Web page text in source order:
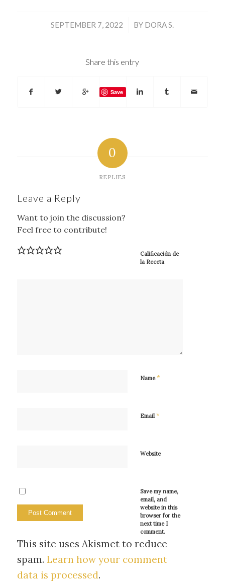
SEPTEMBER 7, 2022
/ BY DORA S.
Share this entry
Save
0
REPLIES
Leave a Reply
Want to join the discussion?
Feel free to contribute!
Calificación de
la Receta
Name*
Email *
Website
Save my name,
email, and
website in this
browser for the
next time I
comment.
This site uses Akismet to reduce
spam. Learn how your comment
data is processed.